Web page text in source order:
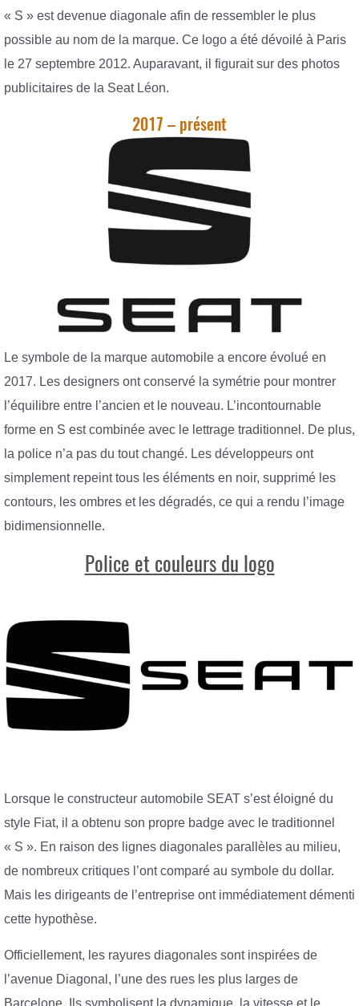
« S » est devenue diagonale afin de ressembler le plus
possible au nom de la marque. Ce logo a été dévoilé à Paris
le 27 septembre 2012. Auparavant, il figurait sur des photos
publicitaires de la Seat Léon.
2017 – présent
Le symbole de la marque automobile a encore évolué en
2017. Les designers ont conservé la symétrie pour montrer
l’équilibre entre l’ancien et le nouveau. L’incontournable
forme en S est combinée avec le lettrage traditionnel. De plus,
la police n’a pas du tout changé. Les développeurs ont
simplement repeint tous les éléments en noir, supprimé les
contours, les ombres et les dégradés, ce qui a rendu l’image
bidimensionnelle.
Police et couleurs du logo
Lorsque le constructeur automobile SEAT s’est éloigné du
style Fiat, il a obtenu son propre badge avec le traditionnel
« S ». En raison des lignes diagonales parallèles au milieu,
de nombreux critiques l’ont comparé au symbole du dollar.
Mais les dirigeants de l’entreprise ont immédiatement démenti
cette hypothèse.
Officiellement, les rayures diagonales sont inspirées de
l’avenue Diagonal, l’une des rues les plus larges de